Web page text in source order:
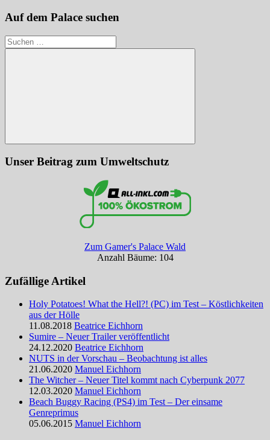
Auf dem Palace suchen
Suchen
nach:
Suchen
Unser Beitrag zum Umweltschutz
Zum Gamer's Palace Wald
Anzahl Bäume: 104
Zufällige Artikel
Holy Potatoes! What the Hell?! (PC) im Test – Köstlichkeiten
aus der Hölle
11.08.2018 Beatrice Eichhorn
Sumire – Neuer Trailer veröffentlicht
24.12.2020 Beatrice Eichhorn
NUTS in der Vorschau – Beobachtung ist alles
21.06.2020 Manuel Eichhorn
The Witcher – Neuer Titel kommt nach Cyberpunk 2077
12.03.2020 Manuel Eichhorn
Beach Buggy Racing (PS4) im Test – Der einsame
Genreprimus
05.06.2015 Manuel Eichhorn